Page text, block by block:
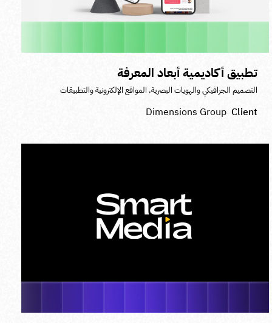
تطبيق أكاديمية أبعاد المعرفة
التصميم الجرافيكي والهويات البصرية, المواقع الإلكترونية والتطبيقات
Client
Dimensions Group